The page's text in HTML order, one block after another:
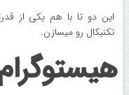
این دو تا با هم یکی از
تکنیکال رو میسازن.